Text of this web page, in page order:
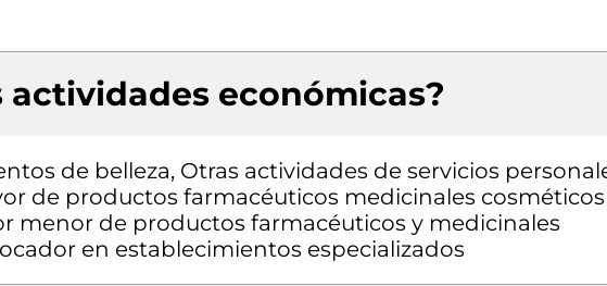
actividades económicas?
de belleza, Otras actividades de servicios
de productos farmacéuticos medicinales
menor de productos farmacéuticos y medicinales
en establecimientos especializados